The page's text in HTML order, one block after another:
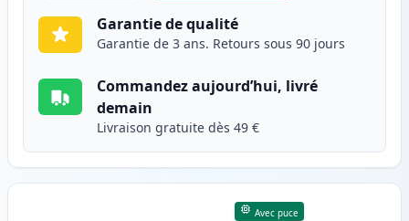
Garantie de qualité
Garantie de 3 ans. Retours sous 90 jours
Commandez aujourd’hui, livré
demain
Livraison gratuite dès 49 €
Avec puce